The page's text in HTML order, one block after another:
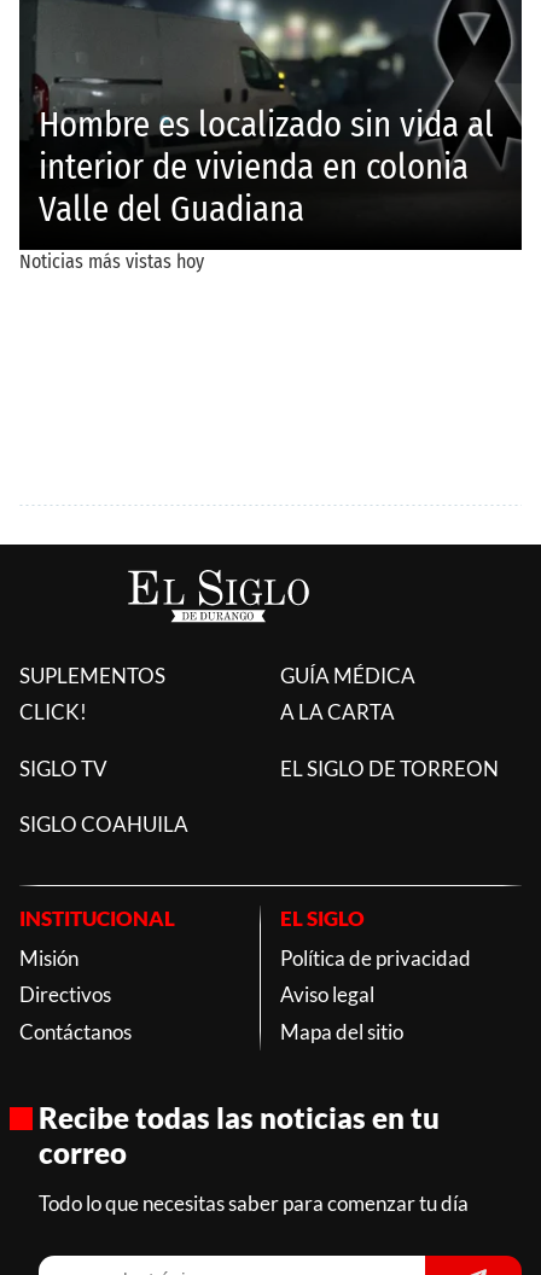
SUPLEMENTOS
CLICK!
GUÍA MÉDICA
A LA CARTA
SIGLO TV EL SIGLO DE TORREON
SIGLO COAHUILA
INSTITUCIONAL
Misión
Directivos
Contáctanos
EL SIGLO
Política de privacidad
Aviso legal
Mapa del sitio
Recibe todas las noticias en tu
correo
Todo lo que necesitas saber para comenzar tu día